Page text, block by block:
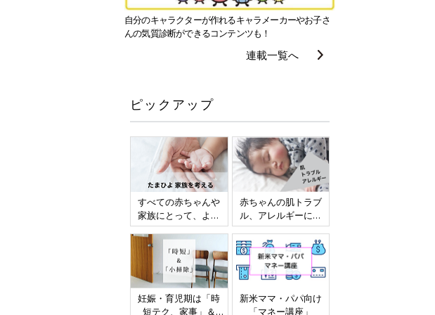
自分のキャラクターが作れるキャラメーカーやお子さ
んの気質診断ができるコンテンツも！
連載一覧へ
ピックアップ
すべての赤ちゃんや
家族にとって、より
よい社会・環境とな
ることをめざしてさ
まざまな課題を取材
し、発信していきま
す
赤ちゃんの肌トラブ
ル、アレルギーにつ
いて
妊娠・育児期は「時
短テク、家事」＆
新米ママ・パパ向け
「マネー講座」